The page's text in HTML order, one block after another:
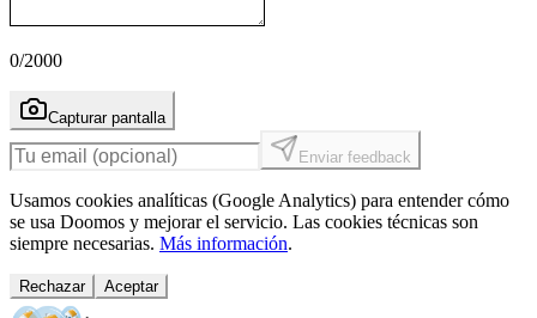
0/2000
Capturar pantalla
Enviar feedback
Usamos cookies analíticas (Google Analytics) para entender cómo
se usa Doomos y mejorar el servicio. Las cookies técnicas son
siempre necesarias. Más información.
Rechazar Aceptar